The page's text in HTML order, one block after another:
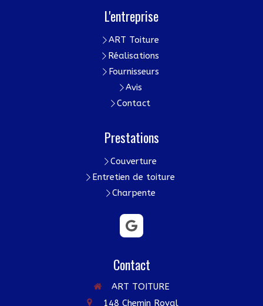
L'entreprise
ART Toiture
Réalisations
Fournisseurs
Avis
Contact
Prestations
Couverture
Entretien de toiture
Charpente
Contact
ART TOITURE
148 Chemin Royal